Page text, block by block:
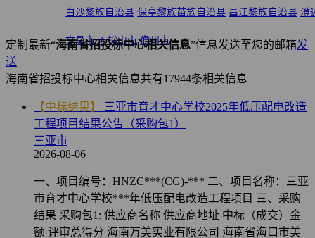
白沙黎族自治县 保亭黎族苗族自治县 昌江黎族自治县 澄
文昌市 五指山市 儋州市
定制 最新“海南省招投标中心相关信息”信息发送至您的邮箱发
送
海南省招投标中心相关信息共有17944条相关信息
【中标结果】
三亚市育才中心学校2025年低压配电改造
工程项目结果公告（采购包1）
三亚市
2026-08-06
一、项目编号：HNZC***(CG)-*** 二、项目名称：三亚
市育才中心学校***年低压配电改造工程项目 三、采购
结果 采购包1: 供应商名称 供应商地址 中标（成交）金
额 评审总得分 海南万美实业有限公司 海南省海口市美